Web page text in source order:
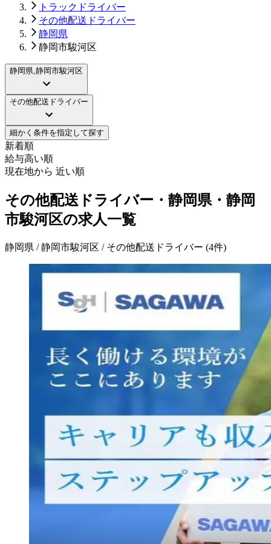
トラックドライバー
その他配送ドライバー
静岡県
静岡市駿河区
静岡県,静岡市駿河区
その他配送ドライバー
細かく条件を指定して探す
新着順
給与高い順
現在地から 近い順
その他配送ドライバー・静岡県・静岡
市駿河区の求人一覧
静岡県 / 静岡市駿河区 / その他配送ドライバー (4件)